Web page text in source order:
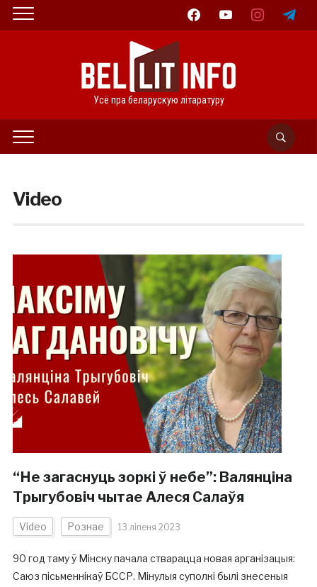
facebookyoutube instagramtelegram
Усё пра беларускую літаратуру
Video
“Не загаснуць зоркі ў небе”: Валянціна
Трыгубовіч чытае Алеся Салаўя
Video Рознае 13 ліпеня 2023
90 год таму ў Мінску пачала стварацца новая арганізацыя:
Саюз пісьменнікаў БССР. Мінулыя суполкі былі знесеныя